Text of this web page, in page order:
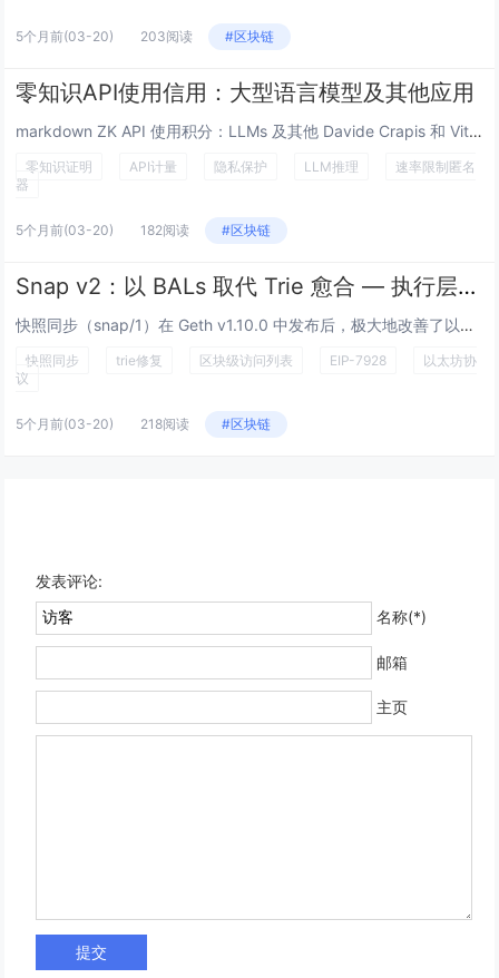
5个月前(03-20) 203阅读 #区块链
零知识API使用信用：大型语言模型及其他应用
markdown ZK API 使用积分：LLMs 及其他 Davide Crapis 和 Vitalik Bute...
零知识证明 API计量 隐私保护 LLM推理
速率限制匿名
器
5个月前(03-20) 182阅读 #区块链
Snap v2：以 BALs 取代 Trie 愈合 — 执行层研究
快照同步（snap/1）在 Geth v1.10.0 中发布后，极大地改善了以太坊节点的同步。但它有一个众所周知的阿喀琉...
快照同步 trie修复 区块级访问列表 EIP-7928
以太坊协
议
5个月前(03-20) 218阅读 #区块链
发表评论:
名称(*)
邮箱
主页